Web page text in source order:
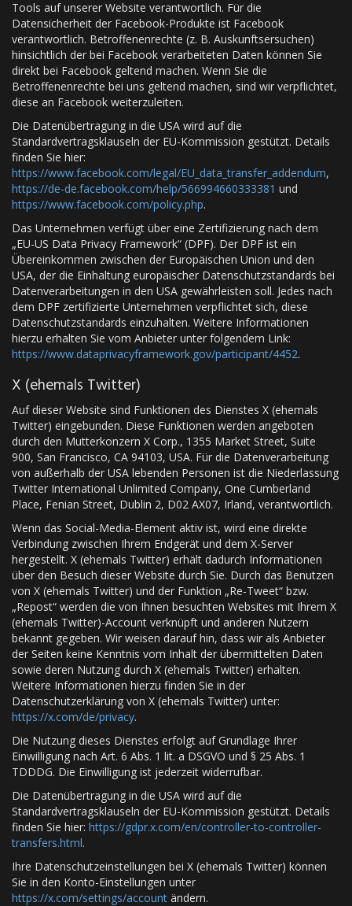
Tools auf unserer Website verantwortlich. Für die
Datensicherheit der Facebook-Produkte ist Facebook
verantwortlich. Betroffenenrechte (z. B. Auskunftsersuchen)
hinsichtlich der bei Facebook verarbeiteten Daten können Sie
direkt bei Facebook geltend machen. Wenn Sie die
Betroffenenrechte bei uns geltend machen, sind wir verpflichtet,
diese an Facebook weiterzuleiten.
Die Datenübertragung in die USA wird auf die
Standardvertragsklauseln der EU-Kommission gestützt. Details
finden Sie hier:
https://www.facebook.com/legal/EU_data_transfer_addendum,
https://de-de.facebook.com/help/566994660333381 und
https://www.facebook.com/policy.php.
Das Unternehmen verfügt über eine Zertifizierung nach dem
„EU-US Data Privacy Framework“ (DPF). Der DPF ist ein
Übereinkommen zwischen der Europäischen Union und den
USA, der die Einhaltung europäischer Datenschutzstandards bei
Datenverarbeitungen in den USA gewährleisten soll. Jedes nach
dem DPF zertifizierte Unternehmen verpflichtet sich, diese
Datenschutzstandards einzuhalten. Weitere Informationen
hierzu erhalten Sie vom Anbieter unter folgendem Link:
https://www.dataprivacyframework.gov/participant/4452.
X (ehemals Twitter)
Auf dieser Website sind Funktionen des Dienstes X (ehemals
Twitter) eingebunden. Diese Funktionen werden angeboten
durch den Mutterkonzern X Corp., 1355 Market Street, Suite
900, San Francisco, CA 94103, USA. Für die Datenverarbeitung
von außerhalb der USA lebenden Personen ist die Niederlassung
Twitter International Unlimited Company, One Cumberland
Place, Fenian Street, Dublin 2, D02 AX07, Irland, verantwortlich.
Wenn das Social-Media-Element aktiv ist, wird eine direkte
Verbindung zwischen Ihrem Endgerät und dem X-Server
hergestellt. X (ehemals Twitter) erhält dadurch Informationen
über den Besuch dieser Website durch Sie. Durch das Benutzen
von X (ehemals Twitter) und der Funktion „Re-Tweet“ bzw.
„Repost“ werden die von Ihnen besuchten Websites mit Ihrem X
(ehemals Twitter)-Account verknüpft und anderen Nutzern
bekannt gegeben. Wir weisen darauf hin, dass wir als Anbieter
der Seiten keine Kenntnis vom Inhalt der übermittelten Daten
sowie deren Nutzung durch X (ehemals Twitter) erhalten.
Weitere Informationen hierzu finden Sie in der
Datenschutzerklärung von X (ehemals Twitter) unter:
https://x.com/de/privacy.
Die Nutzung dieses Dienstes erfolgt auf Grundlage Ihrer
Einwilligung nach Art. 6 Abs. 1 lit. a DSGVO und § 25 Abs. 1
TDDDG. Die Einwilligung ist jederzeit widerrufbar.
Die Datenübertragung in die USA wird auf die
Standardvertragsklauseln der EU-Kommission gestützt. Details
finden Sie hier: https://gdpr.x.com/en/controller-to-controller-
transfers.html.
Ihre Datenschutzeinstellungen bei X (ehemals Twitter) können
Sie in den Konto-Einstellungen unter
https://x.com/settings/account ändern.